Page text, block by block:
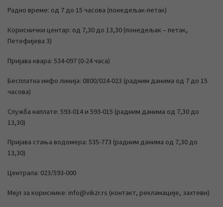
Радно време: од 7 до 15 часова (понедељак-петак)
Кориснички центар: од 7,30 до 13,30 (понедељак – петак,
Петефијева 3)
Пријава квара: 534-097 (0-24 часа)
Бесплатна инфо линија: 0800/024-023 (радним данима од 7 до 15
часова)
Служба наплате: 593-014 и 593-015 (радним данима од 7,30 до
13,30)
Пријава стања водомера: 535-773 (радним данима од 7,30 до
13,30)
Централа: 023/593-000
Мејл за кориснике: info@vikzr.rs (контакт, рекламације, захтеви)